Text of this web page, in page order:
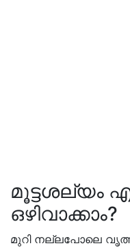
മൂട്ടശല്യം
ഒഴിവാക്കാം?
മുറി നല്ലപോലെ